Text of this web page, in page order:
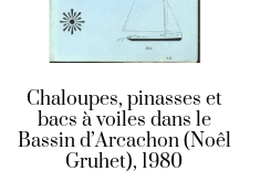
Chaloupes, pinasses et
bacs à voiles dans le
Bassin d’Arcachon (Noêl
Gruhet), 1980